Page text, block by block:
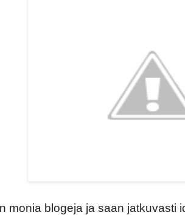
monia blogeja ja saan jatkuvasti